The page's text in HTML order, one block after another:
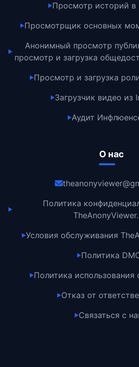
▶Просмотр историй в
▶Просмотрщик основных
▶
Анонимный просмотр
просмотр и загрузка
▶Просмотр и загрузка
▶Загрузчик видео из
▶Аудит
О нас
▶
Политика
▶Условия обслуживания
▶Политика
▶Политика
▶Отказ от
▶Связаться с